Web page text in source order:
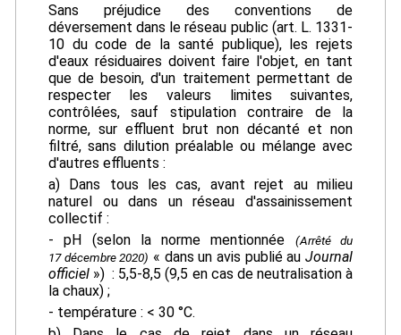
Sans préjudice des conventions de
déversement dans le réseau public (art. L. 1331-
10 du code de la santé publique), les rejets
d'eaux résiduaires doivent faire l'objet, en tant
que de besoin, d'un traitement permettant de
respecter les valeurs limites suivantes,
contrôlées, sauf stipulation contraire de la
norme, sur effluent brut non décanté et non
filtré, sans dilution préalable ou mélange avec
d'autres effluents :
a) Dans tous les cas, avant rejet au milieu
naturel ou dans un réseau d'assainissement
collectif :
- pH (selon la norme mentionnée
(Arrêté du
17 décembre 2020) « dans un avis publié auJournal
officiel») : 5,5-8,5 (9,5 en cas de neutralisation à
la chaux) ;
- température : < 30 °C.